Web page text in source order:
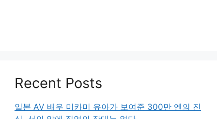
Recent Posts
일본 AV 배우 미카미 유아가 보여준 300만 엔의 진